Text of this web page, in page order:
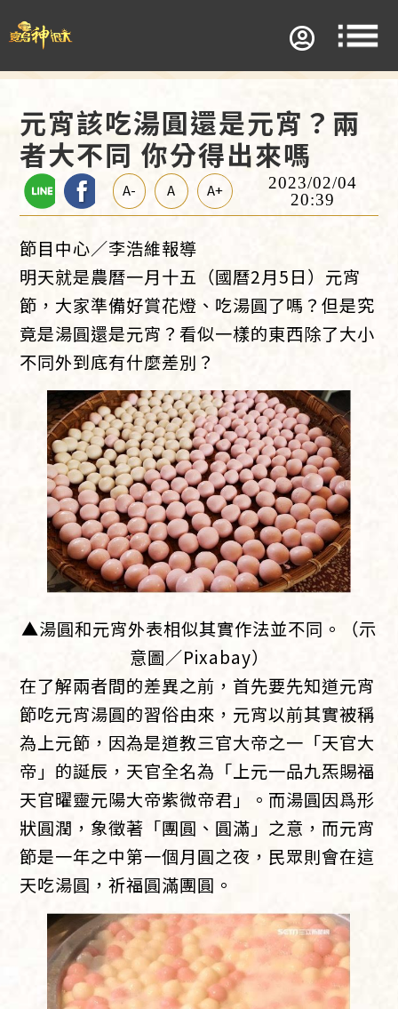
元宵該吃湯圓還是元宵？兩
者大不同 你分得出來嗎
A- A A+
2023/02/04
20:39
節目中心／李浩維報導
明天就是農曆一月十五（國曆2月5日）元宵
節，大家準備好賞花燈、吃湯圓了嗎？但是究
竟是湯圓還是元宵？看似一樣的東西除了大小
不同外到底有什麼差別？
▲湯圓和元宵外表相似其實作法並不同。（示
意圖／Pixabay）
在了解兩者間的差異之前，首先要先知道元宵
節吃元宵湯圓的習俗由來，元宵以前其實被稱
為上元節，因為是道教三官大帝之一「天官大
帝」的誕辰，天官全名為「上元一品九炁賜福
天官曜靈元陽大帝紫微帝君」。而湯圓因爲形
狀圓潤，象徵著「團圓、圓滿」之意，而元宵
節是一年之中第一個月圓之夜，民眾則會在這
天吃湯圓，祈福圓滿團圓。